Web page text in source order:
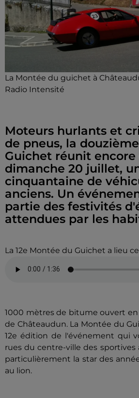
La Montée du guichet à
Radio Intensité
Moteurs hurlants et
de pneus, la
Guichet réunit encore
dimanche 20 juillet,
cinquantaine de
anciens. Un
partie des festivités
attendues par les
La 12e Montée du Guichet a lieu
1000 mètres de bitume ouvert
de Châteaudun. La Montée du
12e édition de l'événement qui
rues du centre-ville des
particulièrement la star des
au lion.